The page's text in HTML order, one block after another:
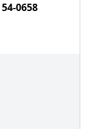
54-0658